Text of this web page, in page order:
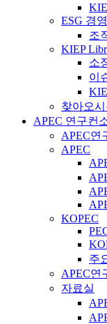
ESG 경영
조
KIEP
소
이
찾아오
APEC 연구컨
APEC연
APEC
KOPEC
주
APEC연
자료실